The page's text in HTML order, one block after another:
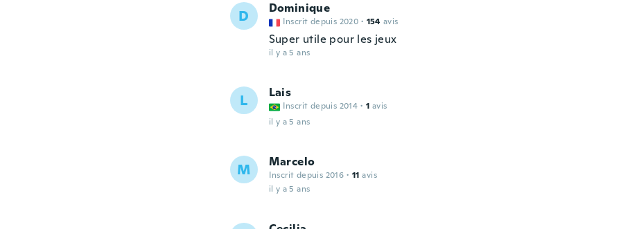
D Dominique
Inscrit depuis 2020 · 154 avis
Super utile pour les jeux
il y a 5 ans
L Lais
Inscrit depuis 2014 · 1 avis
il y a 5 ans
M Marcelo
Inscrit depuis 2016 · 11 avis
il y a 5 ans